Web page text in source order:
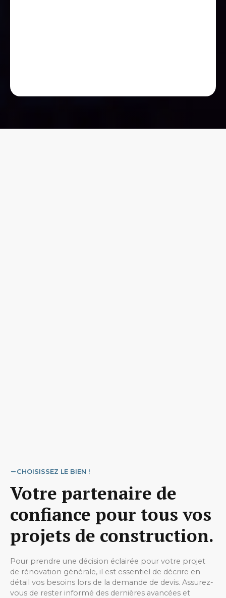
CHOISISSEZ LE BIEN !
Votre partenaire de
confiance pour tous vos
projets de construction.
Pour prendre une décision éclairée pour votre projet
de rénovation générale, il est essentiel de décrire en
détail vos besoins lors de la demande de devis. Assurez-
vous de rester informé des dernières avancées et